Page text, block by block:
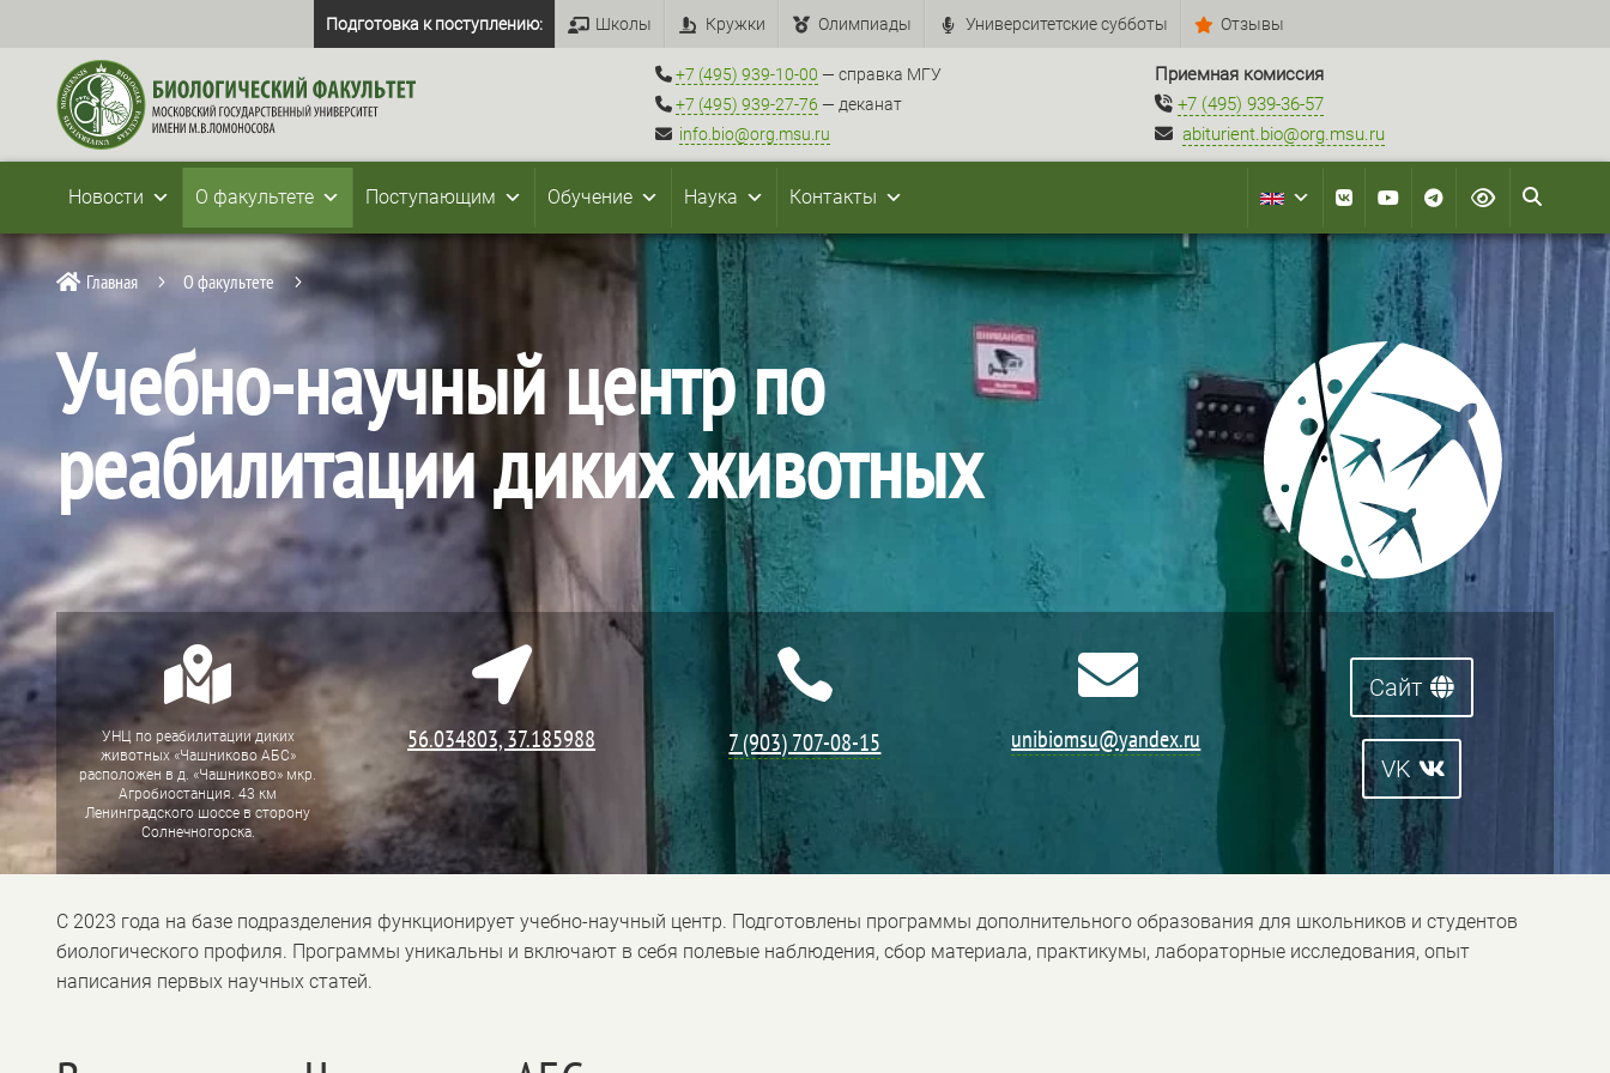
Подготовка к поступлению: Школы Кружки Олимпиады Университетские субботы Отзывы
+7 (495) 939-10-00 — справка МГУ
+7 (495) 939-27-76 — деканат
info.bio@org.msu.ru
Приемная комиссия
+7 (495) 939-36-57
abiturient.bio@org.msu.ru
Новости О факультете Поступающим Обучение Наука Контакты
 Главная 5 О факультете 5
Учебно-научный центр по
реабилитации диких животных

УНЦ по реабилитации диких
животных «Чашниково АБС»
расположен вд. «Чашниково» мкр.
Агробиостанция. 43 км
Ленинградского шоссе в сторону
Солнечногорска.

56.034803, 37.185988

7 (903) 707-08-15

unibiomsu@yandex.ru
Сайт
VK
С 2023 года на базе подразделения функционирует учебно-научный центр. Подготовлены программы дополнительного образования для школьников и студентов
биологического профиля. Программы уникальны и включают в себя полевые наблюдения, сбор материала, практикумы, лабораторные исследования, опыт
написания первых научных статей.